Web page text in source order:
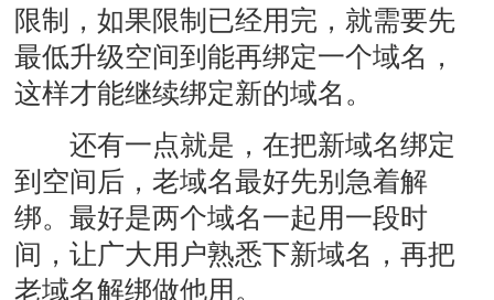
限制，如果限制已经用完，就需要先
最低升级空间到能再绑定一个域名，
这样才能继续绑定新的域名。
还有一点就是，在把新域名绑定
到空间后，老域名最好先别急着解
绑。最好是两个域名一起用一段时
间，让广大用户熟悉下新域名，再把
老域名解绑做他用。